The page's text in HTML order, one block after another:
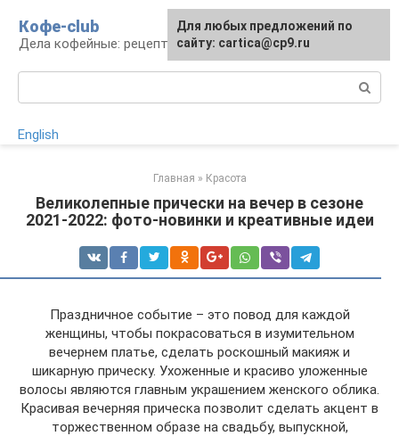
контенту
Кофе-club
Дела кофейные: рецепты и приготовление
English
Главная » Красота
Великолепные прически на вечер в сезоне
2021-2022: фото-новинки и креативные идеи
Праздничное событие – это повод для каждой
женщины, чтобы покрасоваться в изумительном
вечернем платье, сделать роскошный макияж и
шикарную прическу. Ухоженные и красиво уложенные
волосы являются главным украшением женского облика.
Красивая вечерняя прическа позволит сделать акцент в
торжественном образе на свадьбу, выпускной,
Для любых предложений по
сайту: cartica@cp9.ru